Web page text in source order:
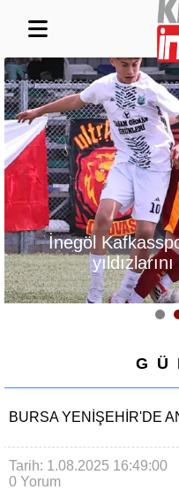
İnegöl, Gastronomi
İle Lezzetlerini
Çıkarıyor
BURSA YENIŞEHIR'DE
Tarih: 1.08.2025 16:49:00
0 Yorum